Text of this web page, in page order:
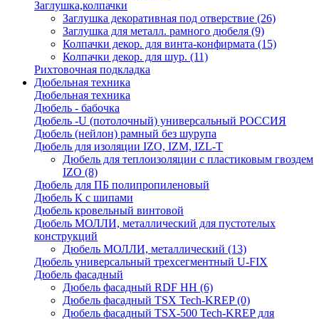
Заглушка,колпачки
Заглушка декоративная под отверствие (26)
Заглушка для металл. рамного дюбеля (9)
Колпачки декор. для винта-конфирмата (15)
Колпачки декор. для шур. (11)
Рихтовочная подкладка
Дюбельная техника
Дюбельная техника
Дюбель - бабочка
Дюбель -U (потолочный) универсальный РОССИЯ
Дюбель (нейлон) рамный без шурупа
Дюбель для изоляции IZO, IZM, IZL-T
Дюбель для теплоизоляции с пластиковым гвоздем
IZO (8)
Дюбель для ПБ полипропиленовый
Дюбель К с шипами
Дюбель кровельный винтовой
Дюбель МОЛЛИ, металлический для пустотелых
конструкций
Дюбель МОЛЛИ, металлический (13)
Дюбель универсальный трехсегментный U-FIX
Дюбель фасадный
Дюбель фасадный RDF НН (6)
Дюбель фасадный TSX Tech-KREP(0)
Дюбель фасадный TSX-500 Tech-KREP для